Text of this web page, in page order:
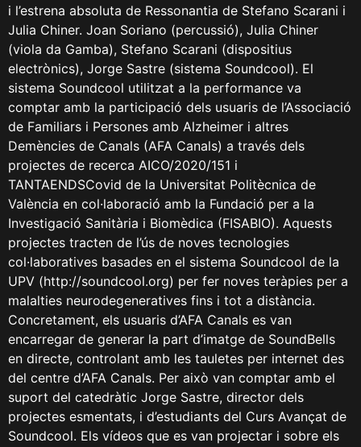
i l’estrena absoluta de Ressonantia de Stefano Scarani i
Julia Chiner. Joan Soriano (percussió), Julia Chiner
(viola da Gamba), Stefano Scarani (dispositius
electrònics), Jorge Sastre (sistema Soundcool). El
sistema Soundcool utilitzat a la performance va
comptar amb la participació dels usuaris de l’Associació
de Familiars i Persones amb Alzheimer i altres
Demències de Canals (AFA Canals) a través dels
projectes de recerca AICO/2020/151 i
TANTAENDSCovid de la Universitat Politècnica de
València en col·laboració amb la Fundació per a la
Investigació Sanitària i Biomèdica (FISABIO). Aquests
projectes tracten de l’ús de noves tecnologies
col·laboratives basades en el sistema Soundcool de la
UPV (http://soundcool.org) per fer noves teràpies per a
malalties neurodegeneratives fins i tot a distància.
Concretament, els usuaris d’AFA Canals es van
encarregar de generar la part d’imatge de SoundBells
en directe, controlant amb les tauletes per internet des
del centre d’AFA Canals. Per això van comptar amb el
suport del catedràtic Jorge Sastre, director dels
projectes esmentats, i d’estudiants del Curs Avançat de
Soundcool. Els vídeos que es van projectar i sobre els